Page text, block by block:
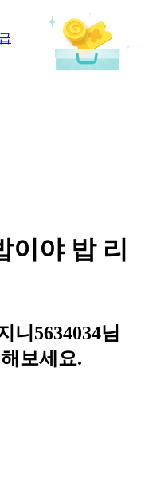
이야 밥 리
니5634034님
보세요.